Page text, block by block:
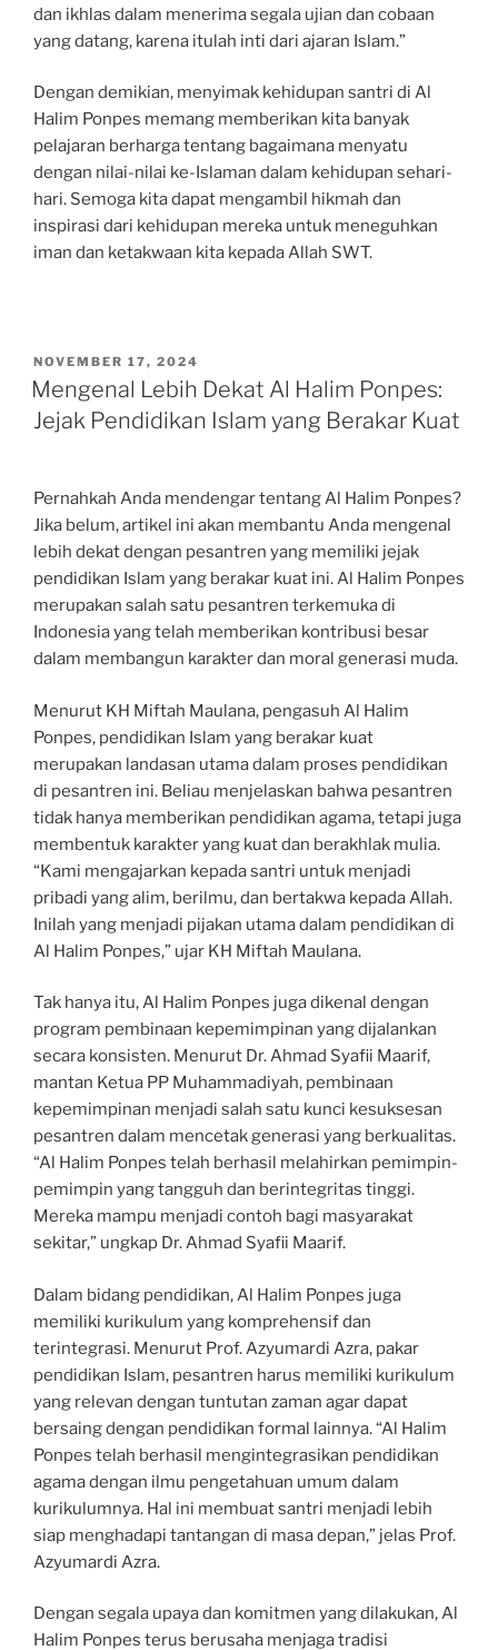
dan ikhlas dalam menerima segala ujian dan cobaan
yang datang, karena itulah inti dari ajaran Islam.”
Dengan demikian, menyimak kehidupan santri di Al
Halim Ponpes memang memberikan kita banyak
pelajaran berharga tentang bagaimana menyatu
dengan nilai-nilai ke-Islaman dalam kehidupan sehari-
hari. Semoga kita dapat mengambil hikmah dan
inspirasi dari kehidupan mereka untuk meneguhkan
iman dan ketakwaan kita kepada Allah SWT.
POSTED
ON
NOVEMBER 17, 2024
Mengenal Lebih Dekat Al Halim Ponpes:
Jejak Pendidikan Islam yang Berakar Kuat
Pernahkah Anda mendengar tentang Al Halim Ponpes?
Jika belum, artikel ini akan membantu Anda mengenal
lebih dekat dengan pesantren yang memiliki jejak
pendidikan Islam yang berakar kuat ini. Al Halim Ponpes
merupakan salah satu pesantren terkemuka di
Indonesia yang telah memberikan kontribusi besar
dalam membangun karakter dan moral generasi muda.
Menurut KH Miftah Maulana, pengasuh Al Halim
Ponpes, pendidikan Islam yang berakar kuat
merupakan landasan utama dalam proses pendidikan
di pesantren ini. Beliau menjelaskan bahwa pesantren
tidak hanya memberikan pendidikan agama, tetapi juga
membentuk karakter yang kuat dan berakhlak mulia.
“Kami mengajarkan kepada santri untuk menjadi
pribadi yang alim, berilmu, dan bertakwa kepada Allah.
Inilah yang menjadi pijakan utama dalam pendidikan di
Al Halim Ponpes,” ujar KH Miftah Maulana.
Tak hanya itu, Al Halim Ponpes juga dikenal dengan
program pembinaan kepemimpinan yang dijalankan
secara konsisten. Menurut Dr. Ahmad Syafii Maarif,
mantan Ketua PP Muhammadiyah, pembinaan
kepemimpinan menjadi salah satu kunci kesuksesan
pesantren dalam mencetak generasi yang berkualitas.
“Al Halim Ponpes telah berhasil melahirkan pemimpin-
pemimpin yang tangguh dan berintegritas tinggi.
Mereka mampu menjadi contoh bagi masyarakat
sekitar,” ungkap Dr. Ahmad Syafii Maarif.
Dalam bidang pendidikan, Al Halim Ponpes juga
memiliki kurikulum yang komprehensif dan
terintegrasi. Menurut Prof. Azyumardi Azra, pakar
pendidikan Islam, pesantren harus memiliki kurikulum
yang relevan dengan tuntutan zaman agar dapat
bersaing dengan pendidikan formal lainnya. “Al Halim
Ponpes telah berhasil mengintegrasikan pendidikan
agama dengan ilmu pengetahuan umum dalam
kurikulumnya. Hal ini membuat santri menjadi lebih
siap menghadapi tantangan di masa depan,” jelas Prof.
Azyumardi Azra.
Dengan segala upaya dan komitmen yang dilakukan, Al
Halim Ponpes terus berusaha menjaga tradisi